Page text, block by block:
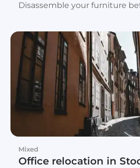
Disassemble your furniture
Mixed
Office relocation in